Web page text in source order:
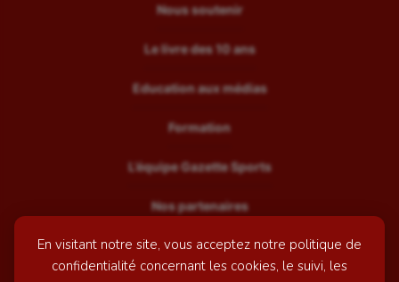
En visitant notre site, vous acceptez notre politique de
confidentialité concernant les cookies, le suivi, les
Nous soutenir
Le livre des 10 ans
Education aux médias
Formation
L’équipe Gazette Sports
Nos partenaires
Recrutement